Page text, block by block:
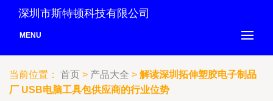
深圳市斯特顿科技有限公司
MENU
当前位置： 首页 > 产品大全 > 解读深圳拓伸塑胶电子制品
厂 USB电脑工具包供应商的行业位势